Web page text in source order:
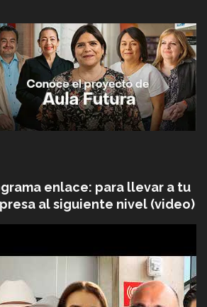
enlace: para llevar a tu
al siguiente nivel (video)